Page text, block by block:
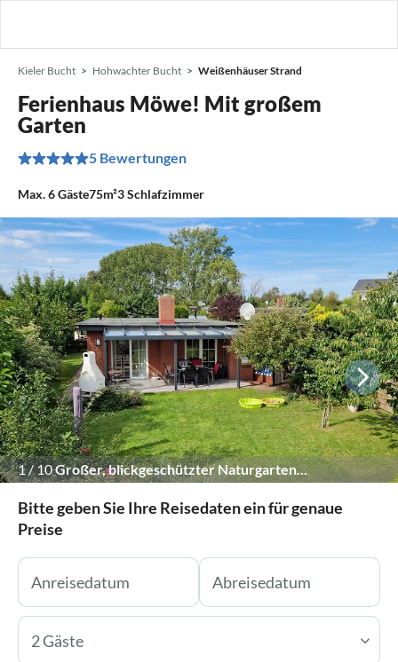
Kieler Bucht Hohwachter Bucht Weißenhäuser Strand
Ferienhaus Möwe! Mit großem
Garten
5 Bewertungen
Max.6Gäste75m²3Schlafzimmer
1/10Großer, blickgeschützter Naturgarten...
Bitte geben Sie Ihre Reisedaten ein für genaue
Preise
2 Gäste